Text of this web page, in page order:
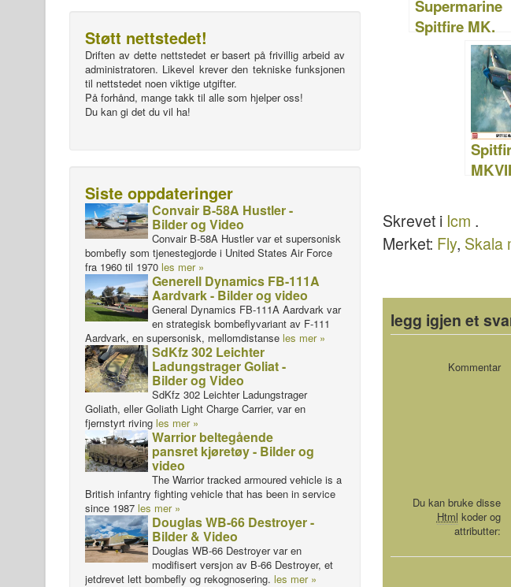
k
Supermarine
Spitfire MK.
XIV - Bilder
og video
Skrevet i Icm .
Merket: Fly, Skala
legg igjen et
Kommentar
Du kan bruke disse
Html koder og
attributter:
Støtt nettstedet!
Driften av dette nettstedet er basert på frivillig arbeid av
administratoren. Likevel krever den tekniske funksjonen
til nettstedet noen viktige utgifter.
På forhånd, mange takk til alle som hjelper oss!
Du kan gi det du vil ha!
Siste oppdateringer
Convair B-58A Hustler -
Bilder og Video
Convair B-58A Hustler var et supersonisk
bombefly som tjenestegjorde i United States Air Force
fra 1960 til 1970 les mer »
Generell Dynamics FB-111A
Aardvark - Bilder og video
General Dynamics FB-111A Aardvark var
en strategisk bombeflyvariant av F-111
Aardvark, en supersonisk, mellomdistanse les mer »
SdKfz 302 Leichter
Ladungstrager Goliat -
Bilder og Video
SdKfz 302 Leichter Ladungstrager
Goliath, eller Goliath Light Charge Carrier, var en
fjernstyrt riving les mer »
Warrior beltegående
pansret kjøretøy - Bilder og
video
The Warrior tracked armoured vehicle is a
British infantry fighting vehicle that has been in service
since 1987 les mer »
Douglas WB-66 Destroyer -
Bilder & Video
Douglas WB-66 Destroyer var en
modifisert versjon av B-66 Destroyer, et
jetdrevet lett bombefly og rekognosering. les mer »